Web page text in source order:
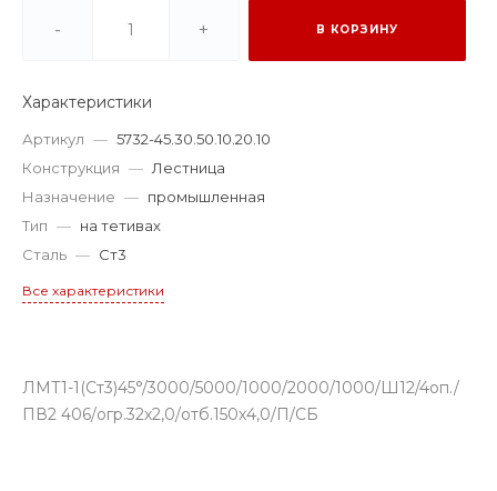
- + В КОРЗИНУ
Характеристики
Артикул — 5732-45.30.50.10.20.10
Конструкция — Лестница
Назначение — промышленная
Тип — на тетивах
Сталь — Ст3
Все характеристики
ЛМТ1-1(Ст3)45°/3000/5000/1000/2000/1000/Ш12/4оп./
ПВ2 406/огр.32х2,0/отб.150х4,0/П/СБ